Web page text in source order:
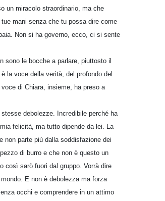
un miracolo straordinario, ma che
mani senza che tu possa dire come
Non si ha governo, ecco, ci si sente
sono le bocche a parlare, piuttosto il
la voce della verità, del profondo del
di Chiara, insieme, ha preso a
debolezze. Incredibile perché ha
felicità, ma tutto dipende da lei. La
non parte più dalla soddisfazione dei
di burro e che non è questo un
così sarò fuori dal gruppo. Vorrà dire
E non è debolezza ma forza
occhi e comprendere in un attimo